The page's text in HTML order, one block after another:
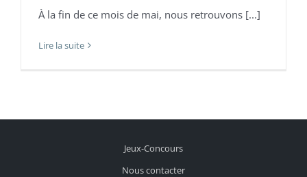
À la fin de ce mois de mai, nous retrouvons [...]
Lire la suite
Jeux-Concours
Nous contacter